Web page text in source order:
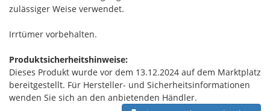
zulässiger Weise verwendet.
Irrtümer vorbehalten.
Produktsicherheitshinweise:
Dieses Produkt wurde vor dem 13.12.2024 auf dem Marktplatz
bereitgestellt. Für Hersteller- und Sicherheitsinformationen
wenden Sie sich an den anbietenden Händler.